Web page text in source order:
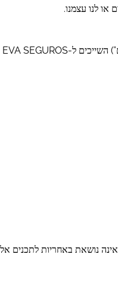
לנו עצמנו.